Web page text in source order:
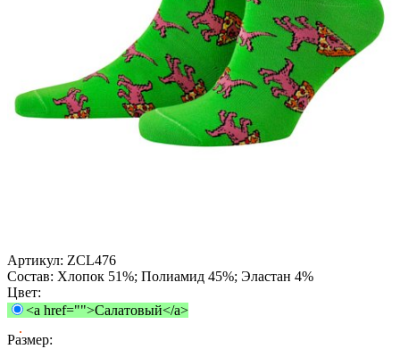
Артикул: ZCL476
Состав: Хлопок 51%; Полиамид 45%; Эластан 4%
Цвет:
<a href="">Салатовый</a>
Размер: